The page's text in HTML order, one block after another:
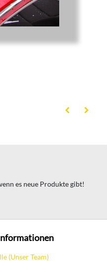
es neue Produkte gibt!
(Unser Team)